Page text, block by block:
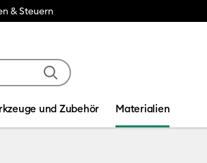
& Steuern
und Zubehör Materialien